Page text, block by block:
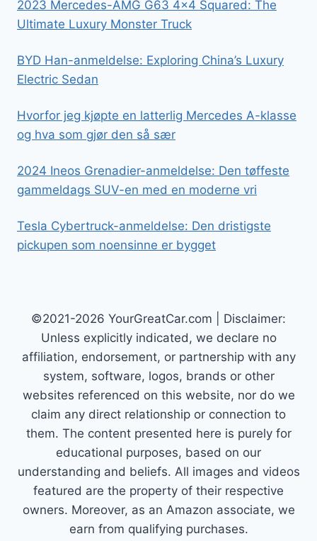
2023 Mercedes-AMG G63 4×4 Squared: The
Ultimate Luxury Monster Truck
BYD Han-anmeldelse: Exploring China’s Luxury
Electric Sedan
Hvorfor jeg kjøpte en latterlig Mercedes A-klasse
og hva som gjør den så sær
2024 Ineos Grenadier-anmeldelse: Den tøffeste
gammeldags SUV-en med en moderne vri
Tesla Cybertruck-anmeldelse: Den dristigste
pickupen som noensinne er bygget
©2021-2026 YourGreatCar.com | Disclaimer:
Unless explicitly indicated, we declare no
affiliation, endorsement, or partnership with any
system, software, logos, brands or other
websites referenced on this website, nor do we
claim any direct relationship or connection to
them. The content presented here is purely for
educational purposes, based on our
understanding and beliefs. All images and videos
featured are the property of their respective
owners. Moreover, as an Amazon associate, we
earn from qualifying purchases.